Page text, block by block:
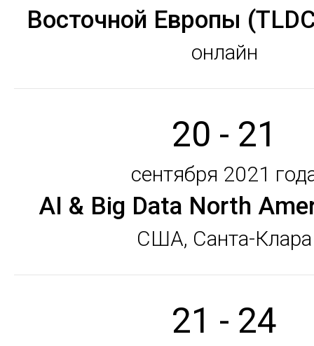
Восточной Европы
онлайн
20 - 21
сентября 2021
AI & Big Data North
США, Санта-Клара
21 - 24